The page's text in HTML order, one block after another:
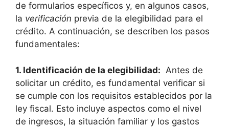
de formularios ⁤específicos y, ‌en algunos ​casos,
la verificación previa de la elegibilidad para ⁢el
crédito. A continuación, se describen‍ los⁤ pasos
⁣fundamentales:
1. Identificación ‍de‍ la elegibilidad: ​ Antes de
solicitar un crédito, ‌es fundamental​ verificar si
se cumple con los requisitos establecidos por la
ley fiscal. Esto‍ incluye⁢ aspectos como el ​nivel
de ingresos, la situación familiar ‌y los‌ gastos